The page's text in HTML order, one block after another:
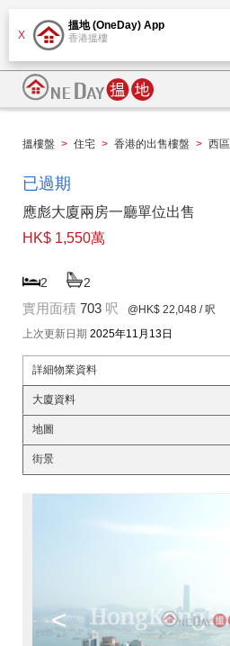
X
搵地 (OneDay) App
香港搵樓
搵樓盤 > 住宅 > 香港的出售樓盤 > 西區
已過期
應彪大廈兩房一廳單位出售
HK$ 1,550萬
2 2
實用面積 703 呎 @HK$ 22,048 / 呎
上次更新日期 2025年11月13日
詳細物業資料
大廈資料
地圖
街景
<